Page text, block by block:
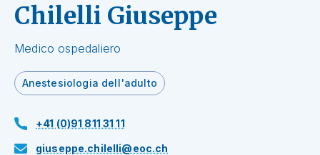
Chilelli Giuseppe
Medico ospedaliero
Anestesiologia dell'adulto
+41 (0)91 811 31 11
giuseppe.chilelli@eoc.ch